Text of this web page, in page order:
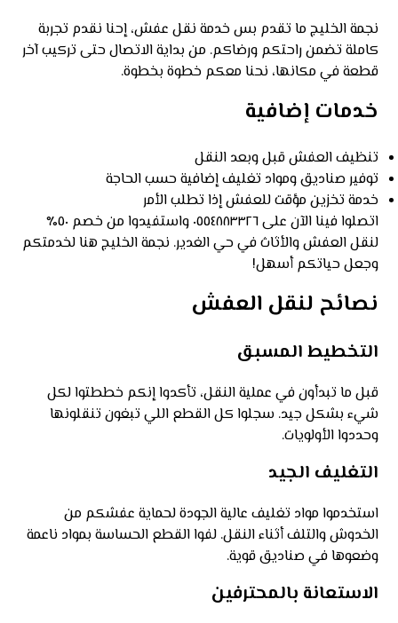
نجمة الخليج ما تقدم بس خدمة نقل عفش، إحنا نقدم تجربة
كاملة تضمن راحتكم ورضاكم. من بداية الاتصال حتى تركيب آخر
قطعة في مكانها، نحنا معكم خطوة بخطوة.
خدمات إضافية
تنظيف العفش قبل وبعد النقل
توفير صناديق ومواد تغليف إضافية حسب الحاجة
خدمة تخزين مؤقت للعفش إذا تطلب الأمر
اتصلوا فينا الآن على ٠٥٥٤٨٨٣٣٢٦ واستفيدوا من خصم ٥٠٪
لنقل العفش والأثاث في حي الغدير. نجمة الخليج هنا لخدمتكم
وجعل حياتكم أسهل!
نصائح لنقل العفش
التخطيط المسبق
قبل ما تبدأون في عملية النقل، تأكدوا إنكم خططتوا لكل
شيء بشكل جيد. سجلوا كل القطع اللي تبغون تنقلونها
وحددوا الأولويات.
التغليف الجيد
استخدموا مواد تغليف عالية الجودة لحماية عفشكم من
الخدوش والتلف أثناء النقل. لفوا القطع الحساسة بمواد ناعمة
وضعوها في صناديق قوية.
الاستعانة بالمحترفين